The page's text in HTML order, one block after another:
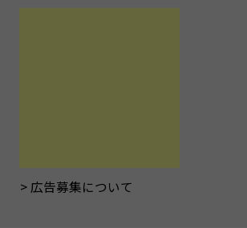
広告募集について